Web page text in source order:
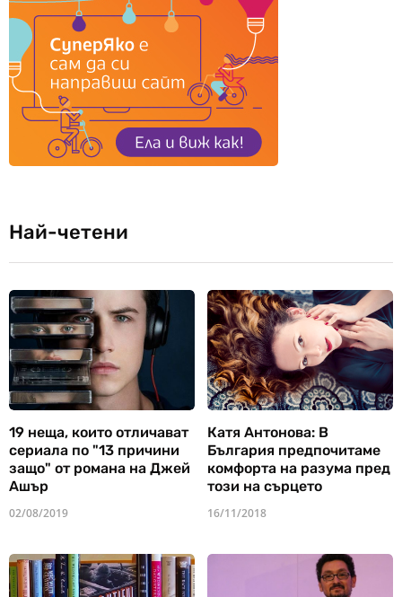
Най-четени
19 неща, които отличават
сериала по "13 причини
защо" от романа на Джей
Ашър
02/08/2019
Катя Антонова: В
България предпочитаме
комфорта на разума пред
този на сърцето
16/11/2018